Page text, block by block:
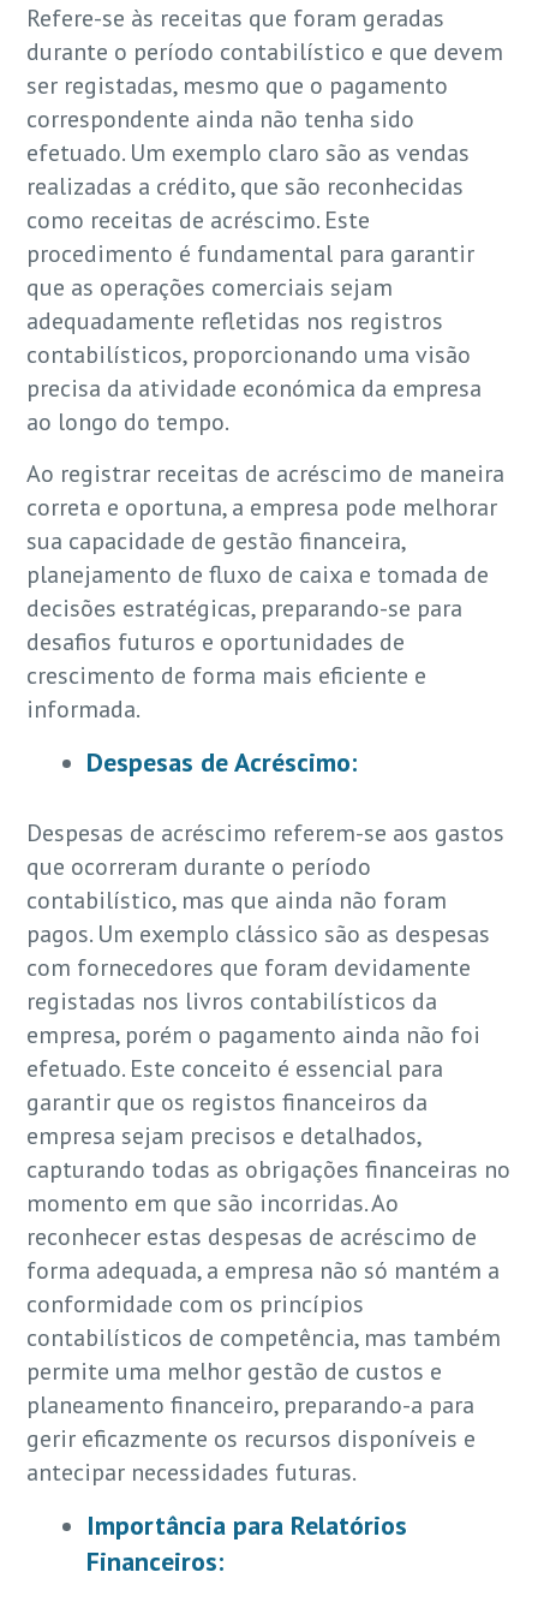
Refere-se às receitas que foram geradas
durante o período contabilístico e que devem
ser registadas, mesmo que o pagamento
correspondente ainda não tenha sido
efetuado. Um exemplo claro são as vendas
realizadas a crédito, que são reconhecidas
como receitas de acréscimo. Este
procedimento é fundamental para garantir
que as operações comerciais sejam
adequadamente refletidas nos registros
contabilísticos, proporcionando uma visão
precisa da atividade económica da empresa
ao longo do tempo.
Ao registrar receitas de acréscimo de maneira
correta e oportuna, a empresa pode melhorar
sua capacidade de gestão financeira,
planejamento de fluxo de caixa e tomada de
decisões estratégicas, preparando-se para
desafios futuros e oportunidades de
crescimento de forma mais eficiente e
informada.
Despesas de Acréscimo:
Despesas de acréscimo referem-se aos gastos
que ocorreram durante o período
contabilístico, mas que ainda não foram
pagos. Um exemplo clássico são as despesas
com fornecedores que foram devidamente
registadas nos livros contabilísticos da
empresa, porém o pagamento ainda não foi
efetuado. Este conceito é essencial para
garantir que os registos financeiros da
empresa sejam precisos e detalhados,
capturando todas as obrigações financeiras no
momento em que são incorridas. Ao
reconhecer estas despesas de acréscimo de
forma adequada, a empresa não só mantém a
conformidade com os princípios
contabilísticos de competência, mas também
permite uma melhor gestão de custos e
planeamento financeiro, preparando-a para
gerir eficazmente os recursos disponíveis e
antecipar necessidades futuras.
Importância para Relatórios
Financeiros: